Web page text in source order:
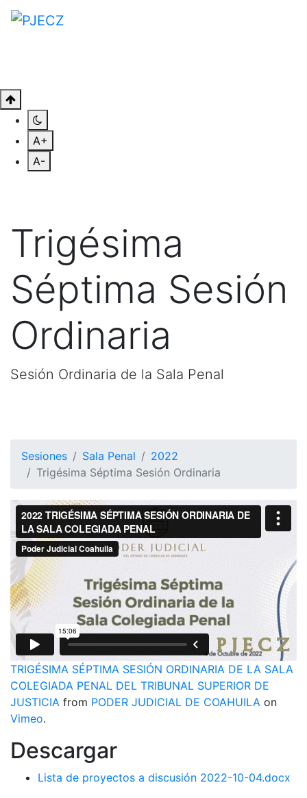
A+
A-
Trigésima
Séptima Sesión
Ordinaria
Sesión Ordinaria de la Sala Penal
Sesiones Sala Penal
2022
Trigésima Séptima Sesión Ordinaria
TRIGÉSIMA SÉPTIMA SESIÓN ORDINARIA DE LA SALA
COLEGIADA PENAL DEL TRIBUNAL SUPERIOR DE
JUSTICIA from PODER JUDICIAL DE COAHUILA on
Vimeo.
Descargar
Lista de proyectos a discusión 2022-10-04.docx